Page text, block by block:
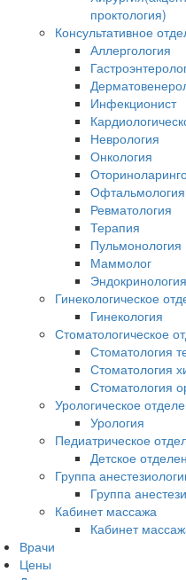
проктология)
Консультативное
Аллергология
Инфекционист
Неврология
Онкология
Офтальмология
Ревматология
Терапия
Пульмонология
Маммолог
Эндокринология
Гинекологическое
Гинекология
Стоматологическое
Стоматология
Стоматология
Стоматология
Урологическое
Урология
Педиатрическое
Детское
Группа
Группа
Кабинет массажа
Кабинет
Врачи
Цены